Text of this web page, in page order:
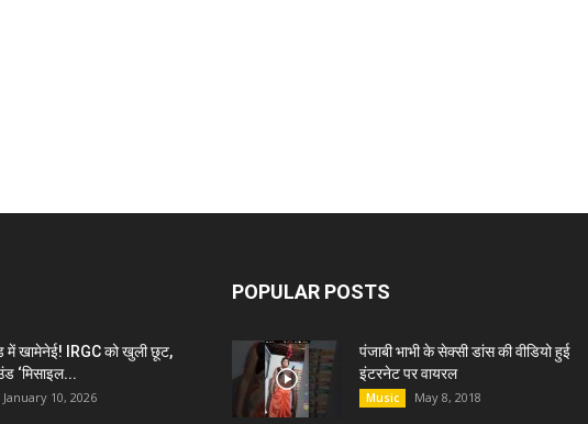
खामेनेई! IRGC को खुली छूट,
‘मिसाइल...
January 10, 2026
POPULAR POSTS
पंजाबी भाभी के सेक्सी डांस की वीडियो हुई
इंटरनेट पर वायरल
Music May 8, 2018